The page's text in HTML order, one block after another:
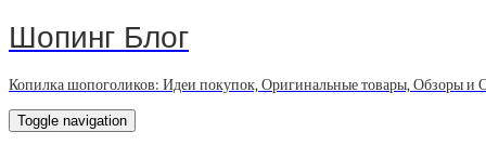
Шопинг Блог
Копилка шопоголиков: Идеи покупок, Оригинальные товары, Обзоры и
Toggle navigation